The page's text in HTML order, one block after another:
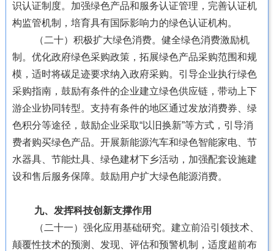
识认证制度。加强绿色产品和服务认证管理，完善认证机
构监管机制，培育具有国际影响力的绿色认证机构。
（二十）积极扩大绿色消费。健全绿色消费激励机
制。优化政府绿色采购政策，拓展绿色产品采购范围和规
模，适时将碳足迹要求纳入政府采购。引导企业执行绿色
采购指南，鼓励有条件的企业建立绿色供应链，带动上下
游企业协同转型。支持有条件的地区通过发放消费券、绿
色积分等途径，鼓励企业采取“以旧换新”等方式，引导消
费者购买绿色产品。开展新能源汽车和绿色智能家电、节
水器具、节能灶具、绿色建材下乡活动，加强配套设施建
设和售后服务保障。鼓励用户扩大绿色能源消费。
九、发挥科技创新支撑作用
（二十一）强化应用基础研究。建立前沿引领技术、
颠覆性技术的预测、发现、评估和预警机制，适度超前布